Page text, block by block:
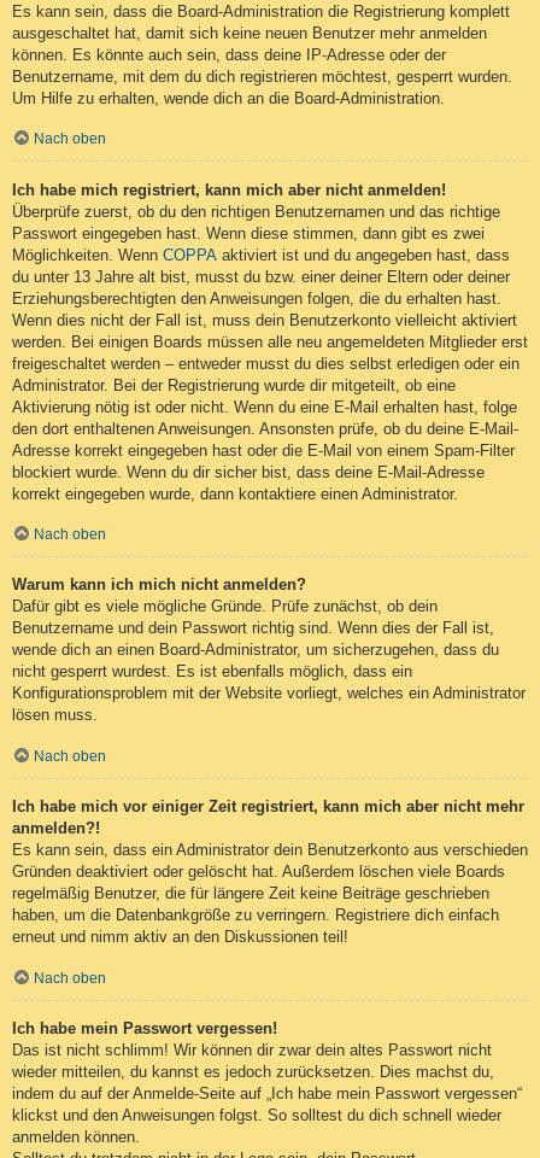
Es kann sein, dass die Board-Administration die Registrierung komplett
ausgeschaltet hat, damit sich keine neuen Benutzer mehr anmelden
können. Es könnte auch sein, dass deine IP-Adresse oder der
Benutzername, mit dem du dich registrieren möchtest, gesperrt wurden.
Um Hilfe zu erhalten, wende dich an die Board-Administration.
Nach oben
Ich habe mich registriert, kann mich aber nicht anmelden!
Überprüfe zuerst, ob du den richtigen Benutzernamen und das richtige
Passwort eingegeben hast. Wenn diese stimmen, dann gibt es zwei
Möglichkeiten. Wenn COPPA aktiviert ist und du angegeben hast, dass
du unter 13 Jahre alt bist, musst du bzw. einer deiner Eltern oder deiner
Erziehungsberechtigten den Anweisungen folgen, die du erhalten hast.
Wenn dies nicht der Fall ist, muss dein Benutzerkonto vielleicht aktiviert
werden. Bei einigen Boards müssen alle neu angemeldeten Mitglieder erst
freigeschaltet werden – entweder musst du dies selbst erledigen oder ein
Administrator. Bei der Registrierung wurde dir mitgeteilt, ob eine
Aktivierung nötig ist oder nicht. Wenn du eine E-Mail erhalten hast, folge
den dort enthaltenen Anweisungen. Ansonsten prüfe, ob du deine E-Mail-
Adresse korrekt eingegeben hast oder die E-Mail von einem Spam-Filter
blockiert wurde. Wenn du dir sicher bist, dass deine E-Mail-Adresse
korrekt eingegeben wurde, dann kontaktiere einen Administrator.
Nach oben
Warum kann ich mich nicht anmelden?
Dafür gibt es viele mögliche Gründe. Prüfe zunächst, ob dein
Benutzername und dein Passwort richtig sind. Wenn dies der Fall ist,
wende dich an einen Board-Administrator, um sicherzugehen, dass du
nicht gesperrt wurdest. Es ist ebenfalls möglich, dass ein
Konfigurationsproblem mit der Website vorliegt, welches ein Administrator
lösen muss.
Nach oben
Ich habe mich vor einiger Zeit registriert, kann mich aber nicht mehr
anmelden?!
Es kann sein, dass ein Administrator dein Benutzerkonto aus verschieden
Gründen deaktiviert oder gelöscht hat. Außerdem löschen viele Boards
regelmäßig Benutzer, die für längere Zeit keine Beiträge geschrieben
haben, um die Datenbankgröße zu verringern. Registriere dich einfach
erneut und nimm aktiv an den Diskussionen teil!
Nach oben
Ich habe mein Passwort vergessen!
Das ist nicht schlimm! Wir können dir zwar dein altes Passwort nicht
wieder mitteilen, du kannst es jedoch zurücksetzen. Dies machst du,
indem du auf der Anmelde-Seite auf „Ich habe mein Passwort vergessen“
klickst und den Anweisungen folgst. So solltest du dich schnell wieder
anmelden können.